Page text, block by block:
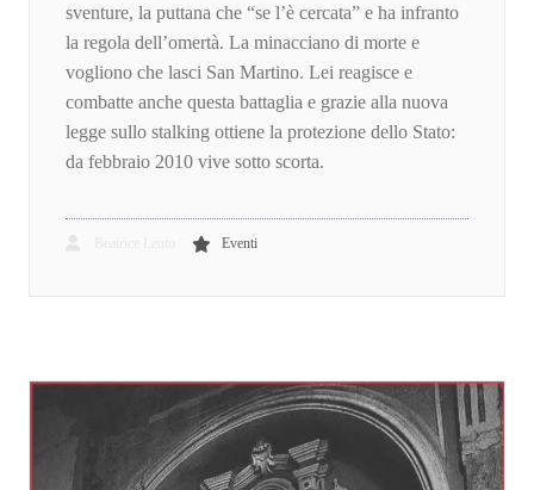
sventure, la puttana che “se l’è cercata” e ha infranto
la regola dell’omertà. La minacciano di morte e
vogliono che lasci San Martino. Lei reagisce e
combatte anche questa battaglia e grazie alla nuova
legge sullo stalking ottiene la protezione dello Stato:
da febbraio 2010 vive sotto scorta.
Eventi